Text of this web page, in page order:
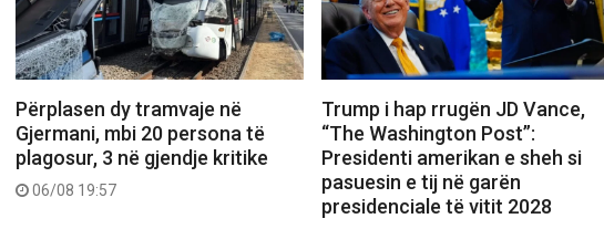
Përplasen dy tramvaje në
Gjermani, mbi 20 persona të
plagosur, 3 në gjendje kritike
06/08 19:57
Trump i hap rrugën JD Vance,
“The Washington Post”:
Presidenti amerikan e sheh si
pasuesin e tij në garën
presidenciale të vitit 2028